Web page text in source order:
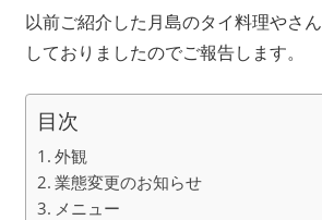
以前ご紹介した月島のタイ料理やさ
しておりましたのでご報告します。
目次
外観
業態変更のお知らせ
メニュー